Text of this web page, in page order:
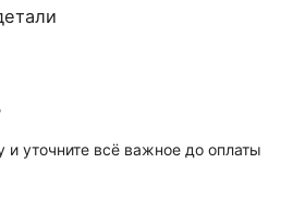
и уточните всё важное до оплаты